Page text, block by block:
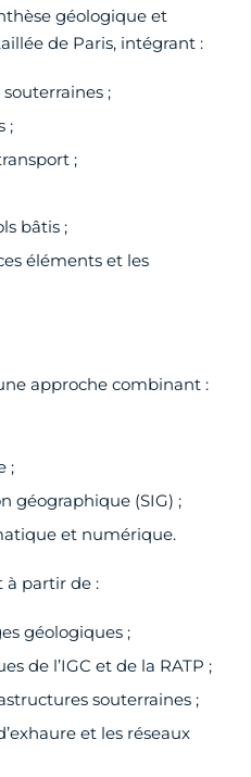
géologique et
de Paris, intégrant :
;
;
;
bâtis ;
éléments et les
approche combinant :
;
géographique (SIG) ;
et numérique.
à partir de :
géologiques ;
de l’IGC et de la RATP ;
souterraines ;
et les réseaux